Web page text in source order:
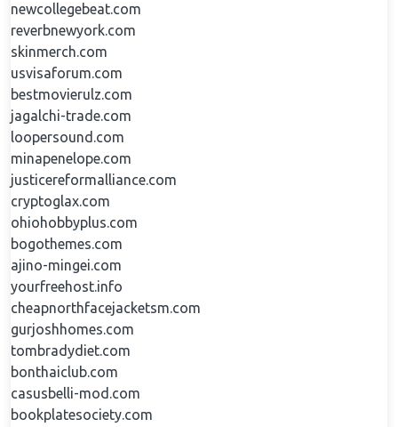
newcollegebeat.com
reverbnewyork.com
skinmerch.com
usvisaforum.com
bestmovierulz.com
jagalchi-trade.com
loopersound.com
minapenelope.com
justicereformalliance.com
cryptoglax.com
ohiohobbyplus.com
bogothemes.com
ajino-mingei.com
yourfreehost.info
cheapnorthfacejacketsm.com
gurjoshhomes.com
tombradydiet.com
bonthaiclub.com
casusbelli-mod.com
bookplatesociety.com